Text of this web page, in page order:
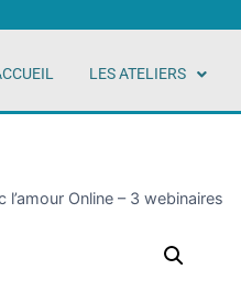
LES ATELIERS
l’amour Online – 3 webinaires